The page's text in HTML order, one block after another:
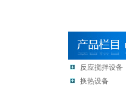
反应搅拌设备
换热设备